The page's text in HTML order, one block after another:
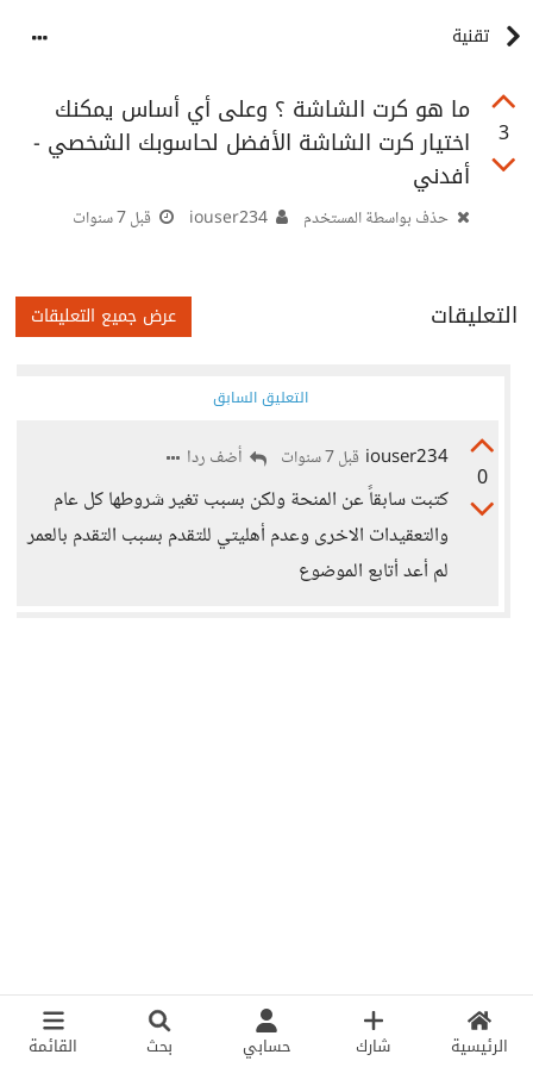
الرئيسية شارك حسابي بحث القائمة
تقنية
3
ما هو كرت الشاشة ؟ وعلى أي أساس يمكنك
اختيار كرت الشاشة الأفضل لحاسوبك الشخصي -
أفدني
حذف بواسطة المستخدم قبل 7 سنوات
التعليقات عرض جميع التعليقات
التعليق السابق
0
iouser234 قبل 7 سنوات أضف ردا
كتبت سابقاً عن المنحة ولكن بسبب تغير شروطها كل عام
والتعقيدات الاخرى وعدم أهليتي للتقدم بسبب التقدم بالعمر
لم أعد أتابع الموضوع